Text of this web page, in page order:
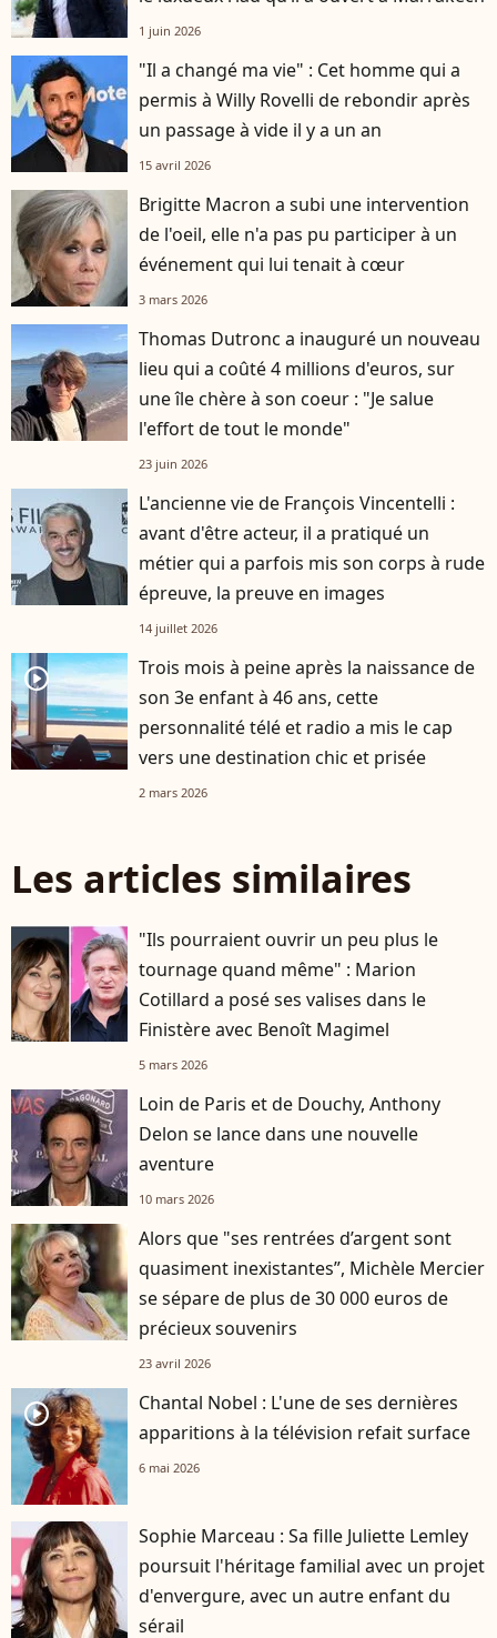
1 juin 2026
"Il a changé ma vie" : Cet homme qui a
permis à Willy Rovelli de rebondir après
un passage à vide il y a un an
15 avril 2026
Brigitte Macron a subi une intervention
de l'oeil, elle n'a pas pu participer à un
événement qui lui tenait à cœur
3 mars 2026
Thomas Dutronc a inauguré un nouveau
lieu qui a coûté 4 millions d'euros, sur
une île chère à son coeur : "Je salue
l'effort de tout le monde"
23 juin 2026
L'ancienne vie de François Vincentelli :
avant d'être acteur, il a pratiqué un
métier qui a parfois mis son corps à rude
épreuve, la preuve en images
14 juillet 2026
player2
Trois mois à peine après la naissance de
son 3e enfant à 46 ans, cette
personnalité télé et radio a mis le cap
vers une destination chic et prisée
2 mars 2026
Les articles similaires
"Ils pourraient ouvrir un peu plus le
tournage quand même" : Marion
Cotillard a posé ses valises dans le
Finistère avec Benoît Magimel
5 mars 2026
Loin de Paris et de Douchy, Anthony
Delon se lance dans une nouvelle
aventure
10 mars 2026
Alors que "ses rentrées d’argent sont
quasiment inexistantes”, Michèle Mercier
se sépare de plus de 30 000 euros de
précieux souvenirs
23 avril 2026
player2
Chantal Nobel : L'une de ses dernières
apparitions à la télévision refait surface
6 mai 2026
Sophie Marceau : Sa fille Juliette Lemley
poursuit l'héritage familial avec un projet
d'envergure, avec un autre enfant du
sérail